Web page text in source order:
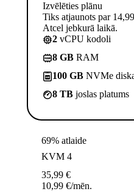
Izvēlēties plānu
Tiks atjaunots par
Atcel jebkurā laikā.
2 vCPU kodoli
8 GB RAM
100 GB NVMe
8 TB joslas platums
69% atlaide
KVM 4
35,99 €
10,99 €/mēn.